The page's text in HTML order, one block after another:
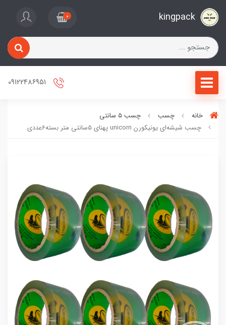
kingpack
0
خانه چسب
چسب 5 سانتی
چسب شیشه‌ای یونیکورن unicorn پهنای 5سانتی متر بسته6عددی